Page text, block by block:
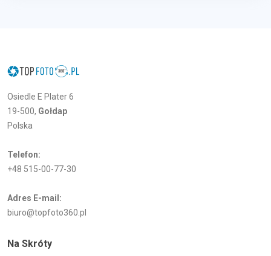
Osiedle E Plater 6
19-500, Gołdap
Polska
Telefon:
+48 515-00-77-30
Adres E-mail:
biuro@topfoto360.pl
Na Skróty